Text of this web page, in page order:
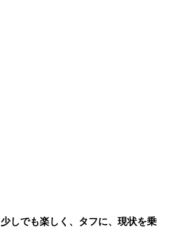
少しでも楽しく、タフに、現状を乗